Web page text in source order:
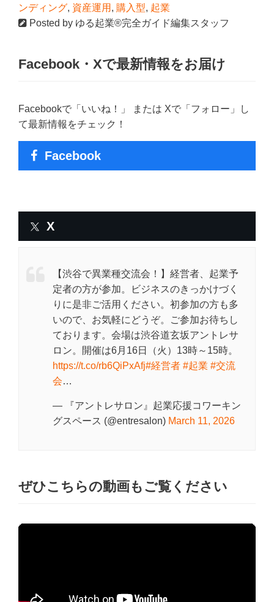
ンディング, 資産運用 , 購入型, 起業
Posted by ゆる起業®完全ガイド編集スタッフ
Facebook・Xで最新情報をお届け
Facebookで「いいね！」 または Xで「フォロー」し
て最新情報をチェック！
Facebook
X
【渋谷で異業種交流会！】経営者、起業予
定者の方が参加。ビジネスのきっかけづく
りに是非ご活用ください。初参加の方も多
いので、お気軽にどうぞ。ご参加お待ちし
ております。会場は渋谷道玄坂アントレサ
ロン。開催は6月16日（火）13時～15時。
https://t.co/rb6QiPxAfj#経営者 #起業 #交流
会…
— 『アントレサロン』起業応援コワーキン
グスペース (@entresalon) March 11, 2026
ぜひこちらの動画もご覧ください